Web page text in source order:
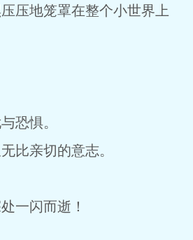
压地笼罩在整个小世界上
恐惧。
比亲切的意志。
一闪而逝！